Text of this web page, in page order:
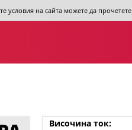
условия на сайта можете да прочетете
Височина ток: